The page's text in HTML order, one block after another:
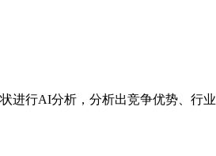
进行AI分析，分析出竞争优势、行